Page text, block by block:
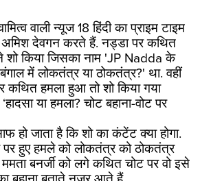
वाली न्यूज 18 हिंदी का प्राइम टाइम
अमिश देवगन करते हैं. नड्डा पर कथित
शो किया जिसका नाम 'JP Nadda के
में लोकतंत्र या ठोकतंत्र?' था. वहीं
कथित हमला हुआ तो शो किया गया
या हमला? चोट बहाना-वोट पर
हो जाता है कि शो का कंटेंट क्या होगा.
हुए हमले को लोकतंत्र को ठोकतंत्र
बनर्जी को लगे कथित चोट पर वो इसे